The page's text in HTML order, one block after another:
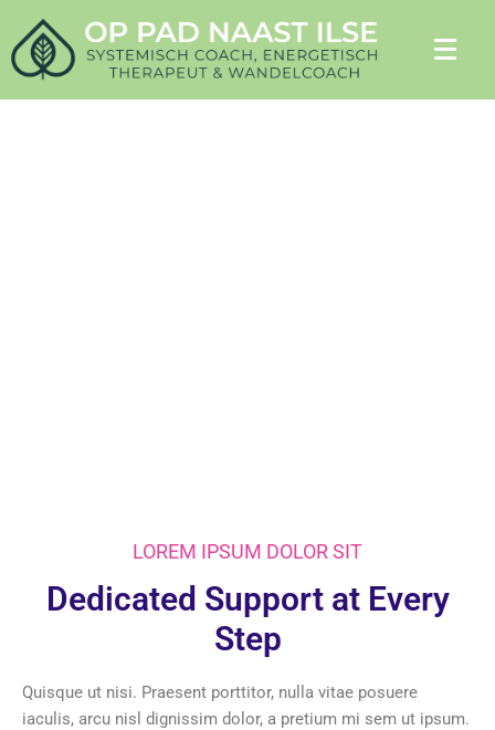
LOREM IPSUM DOLOR SIT
Dedicated Support at Every
Step
Quisque ut nisi. Praesent porttitor, nulla vitae posuere
iaculis, arcu nisl dignissim dolor, a pretium mi sem ut ipsum.